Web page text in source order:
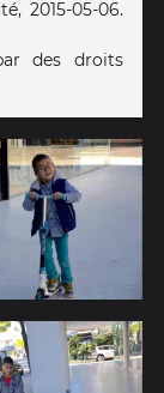
2015-05-06.
des droits